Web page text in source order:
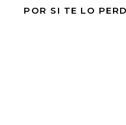
POR SI TE LO